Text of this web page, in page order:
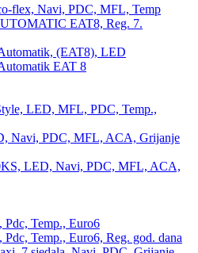
flex, Navi, PDC, MFL, Temp
EAT8, Reg. 7.
(EAT8), LED
EAT 8
LED, MFL, PDC, Temp.,
Navi, PDC, MFL, ACA, Grijanje
LED, Navi, PDC, MFL, ACA,
Temp., Euro6
Temp., Euro6, Reg. god. dana